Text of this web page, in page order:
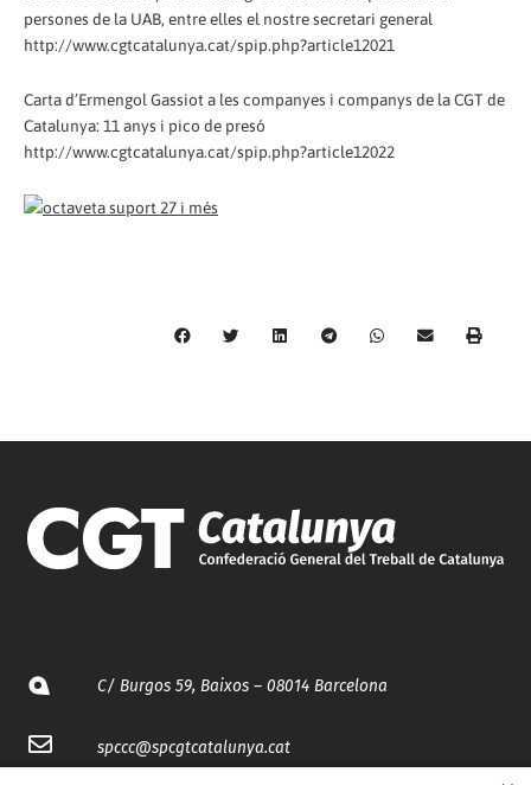
persones de la UAB, entre elles el nostre secretari general
http://www.cgtcatalunya.cat/spip.php?article12021
Carta d’Ermengol Gassiot a les companyes i companys de la CGT de
Catalunya: 11 anys i pico de presó
http://www.cgtcatalunya.cat/spip.php?article12022
C/ Burgos 59, Baixos – 08014 Barcelona
spccc@spcgtcatalunya.cat